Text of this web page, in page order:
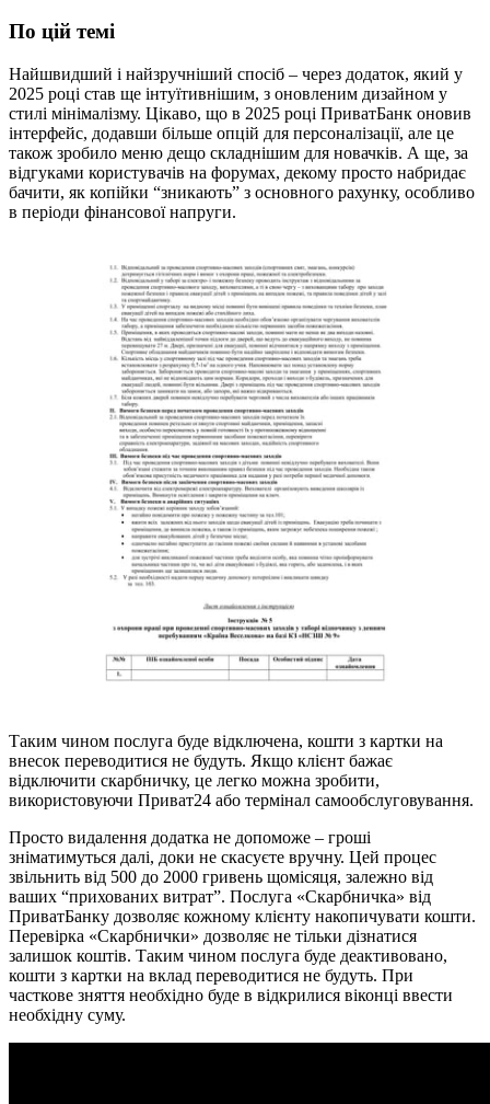
По цій темі
Найшвидший і найзручніший спосіб – через додаток, який у
2025 році став ще інтуїтивнішим, з оновленим дизайном у
стилі мінімалізму. Цікаво, що в 2025 році ПриватБанк оновив
інтерфейс, додавши більше опцій для персоналізації, але це
також зробило меню дещо складнішим для новачків. А ще, за
відгуками користувачів на форумах, декому просто набридає
бачити, як копійки “зникають” з основного рахунку, особливо
в періоди фінансової напруги.
Таким чином послуга буде відключена, кошти з картки на
внесок переводитися не будуть. Якщо клієнт бажає
відключити скарбничку, це легко можна зробити,
використовуючи Приват24 або термінал самообслуговування.
Просто видалення додатка не допоможе – гроші
зніматимуться далі, доки не скасуєте вручну. Цей процес
звільнить від 500 до 2000 гривень щомісяця, залежно від
ваших “прихованих витрат”. Послуга «Скарбничка» від
ПриватБанку дозволяє кожному клієнту накопичувати кошти.
Перевірка «Скарбнички» дозволяє не тільки дізнатися
залишок коштів. Таким чином послуга буде деактивовано,
кошти з картки на вклад переводитися не будуть. При
часткове зняття необхідно буде в відкрилися віконці ввести
необхідну суму.